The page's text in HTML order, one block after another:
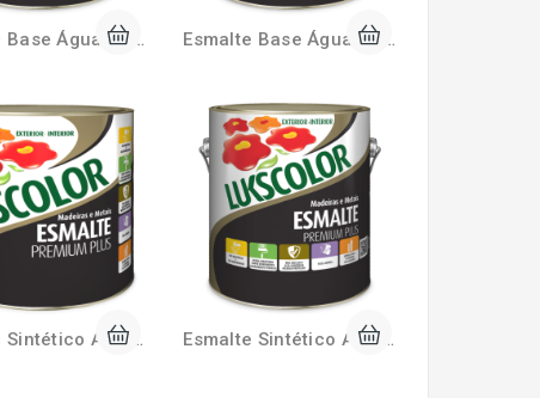
Esmalte Base Água Brilhante 3,6 Litros Lukscolor Esmalte Base Água Brilhante 900ml Lukscolor
Esmalte Sintético Acetinado 225ml Lukscolor Esmalte Sintético Acetinado 3,6 Litros Lukscolor